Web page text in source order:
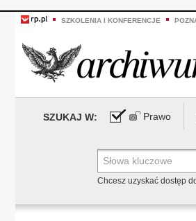
SZKOLENIA I KONFERENCJE
SZUKAJ W: Prawo
Chcesz uzyskać dostęp